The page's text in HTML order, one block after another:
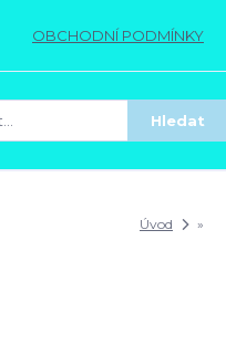
OBCHODNÍ PODMÍNKY
Hledat
Úvod »